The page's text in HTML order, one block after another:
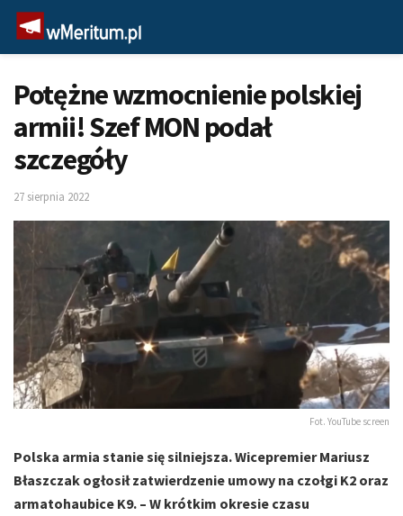
Potężne wzmocnienie polskiej
armii! Szef MON podał
szczegóły
27 sierpnia 2022
Fot. YouTube screen
Polska armia stanie się silniejsza. Wicepremier Mariusz
Błaszczak ogłosił zatwierdzenie umowy na czołgi K2 oraz
armatohaubice K9. – W krótkim okresie czasu